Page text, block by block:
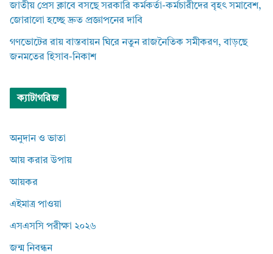
জাতীয় প্রেস ক্লাবে বসছে সরকারি কর্মকর্তা-কর্মচারীদের বৃহৎ সমাবেশ,
জোরালো হচ্ছে দ্রুত প্রজ্ঞাপনের দাবি
গণভোটের রায় বাস্তবায়ন ঘিরে নতুন রাজনৈতিক সমীকরণ, বাড়ছে
জনমতের হিসাব-নিকাশ
ক্যাটাগরিজ
অনুদান ও ভাতা
আয় করার উপায়
আয়কর
এইমাত্র পাওয়া
এসএসসি পরীক্ষা ২০২৬
জন্ম নিবন্ধন